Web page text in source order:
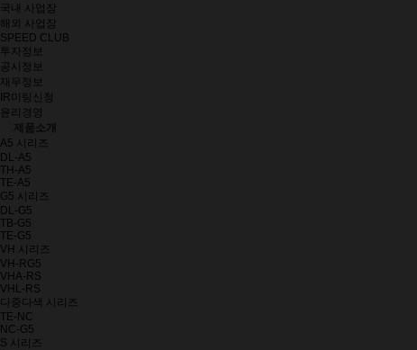
국내 사업장
해외 사업장
SPEED CLUB
투자정보
공시정보
재무정보
IR미팅신청
윤리경영
제품소개
A5 시리즈
DL-A5
TH-A5
TE-A5
G5 시리즈
DL-G5
TB-G5
TE-G5
VH 시리즈
VH-RG5
VHA-RS
VHL-RS
다중다색 시리즈
TE-NC
NC-G5
S 시리즈